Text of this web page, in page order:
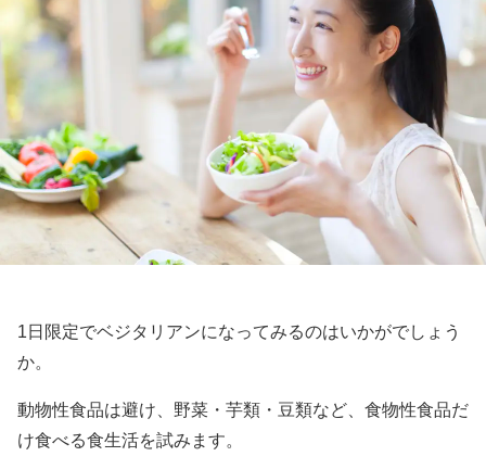
1日限定でベジタリアンになってみるのはいかがでしょう
か。
動物性食品は避け、野菜・芋類・豆類など、食物性食品だ
け食べる食生活を試みます。